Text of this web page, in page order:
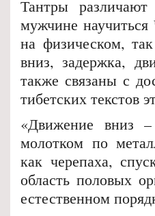
Тантры
мужчине
на физическом,
вниз, задержка,
также связаны с
тибетских текстов
«Движение вниз
молотком по
как черепаха,
область половых
естественном